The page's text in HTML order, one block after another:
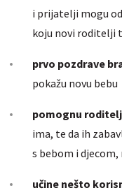
i prijatelji mogu
koju novi roditelji
prvo pozdrave
pokažu novu bebu
pomognu
ima, te da ih
s bebom i
učine nešto